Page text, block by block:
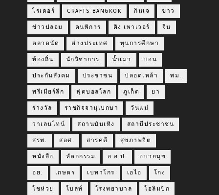
ไรเดอร์ CRAFTS BANGKOK กินเจ ข่าว
ข่าวปลอม คนพิการ คิง เพาเวอร์ จีน
ตลาดนัด ต่างประเทศ ทุนการศึกษา
ท้องถิ่น นักวิชาการ น้ำเมา บ่อน
ประกันสังคม ประชาชน ปลอดเหล้า พม.
พรีเมียร์ลีก ฟุตบอลโลก ภูเก็ต ยา
รางวัล ราชกิจจานุเบกษา วันแม่
วาเลนไทน์ สถานบันเทิง สถานีประชาชน
สรพ. สอศ. สารคดี สุขภาพจิต
หนังสือ หัตถกรรม อ.อ.ป. อบายมุข
อย. เกษตร เบทาโกร เอไอ โกง
โชห่วย โบลท์ โรงพยาบาล โอลิมปิก